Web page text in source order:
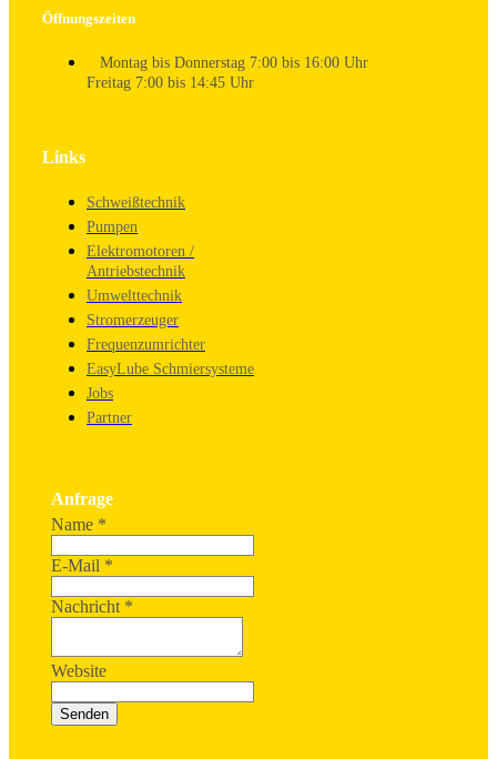
Öffnungszeiten
Montag bis Donnerstag 7:00 bis 16:00 Uhr
Freitag 7:00 bis 14:45 Uhr
Links
Schweißtechnik
Pumpen
Elektromotoren /
Antriebstechnik
Umwelttechnik
Stromerzeuger
Frequenzumrichter
EasyLube Schmiersysteme
Jobs
Partner
Anfrage
Name *
E-Mail *
Nachricht *
Website
Senden